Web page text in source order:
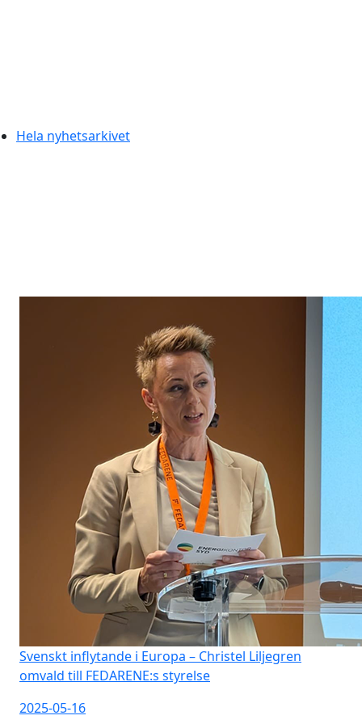
Hela nyhetsarkivet
Svenskt inflytande i Europa – Christel Liljegren
omvald till FEDARENE:s styrelse
2025-05-16